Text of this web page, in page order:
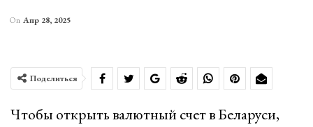
On Апр 28, 2025
Поделиться
Чтобы открыть валютный счет в Беларуси,